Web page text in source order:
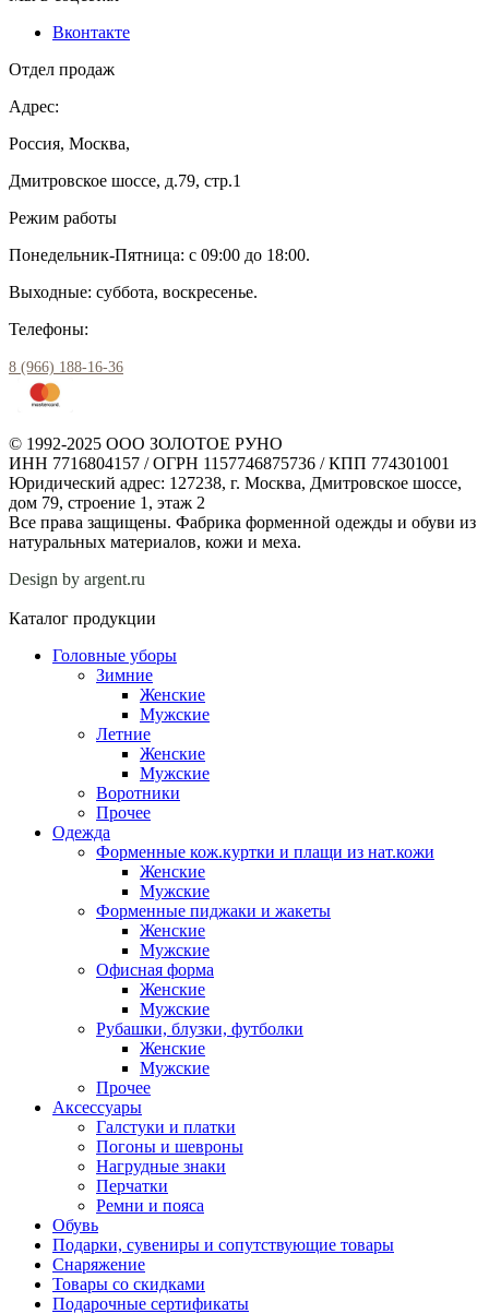
Вконтакте
Отдел продаж
Адрес:
Россия, Москва,
Дмитровское шоссе, д.79, стр.1
Режим работы
Понедельник-Пятница: с 09:00 до 18:00.
Выходные: суббота, воскресенье.
Телефоны:
8 (966) 188-16-36
© 1992-2025 ООО ЗОЛОТОЕ РУНО
ИНН 7716804157 / ОГРН 1157746875736 / КПП 774301001
Юридический адрес: 127238, г. Москва, Дмитровское шоссе,
дом 79, строение 1, этаж 2
Все права защищены. Фабрика форменной одежды и обуви из
натуральных материалов, кожи и меха.
Design by argent.ru
Каталог продукции
Головные уборы
Зимние
Женские
Мужские
Летние
Женские
Мужские
Воротники
Прочее
Одежда
Форменные кож.куртки и плащи из нат.кожи
Женские
Мужские
Форменные пиджаки и жакеты
Женские
Мужские
Офисная форма
Женские
Мужские
Рубашки, блузки, футболки
Женские
Мужские
Прочее
Аксессуары
Галстуки и платки
Погоны и шевроны
Нагрудные знаки
Перчатки
Ремни и пояса
Обувь
Подарки, сувениры и сопутствующие товары
Снаряжение
Товары со скидками
Подарочные сертификаты